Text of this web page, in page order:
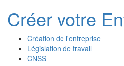
Créer votre
Création de l'entreprise
Législation de travail
CNSS